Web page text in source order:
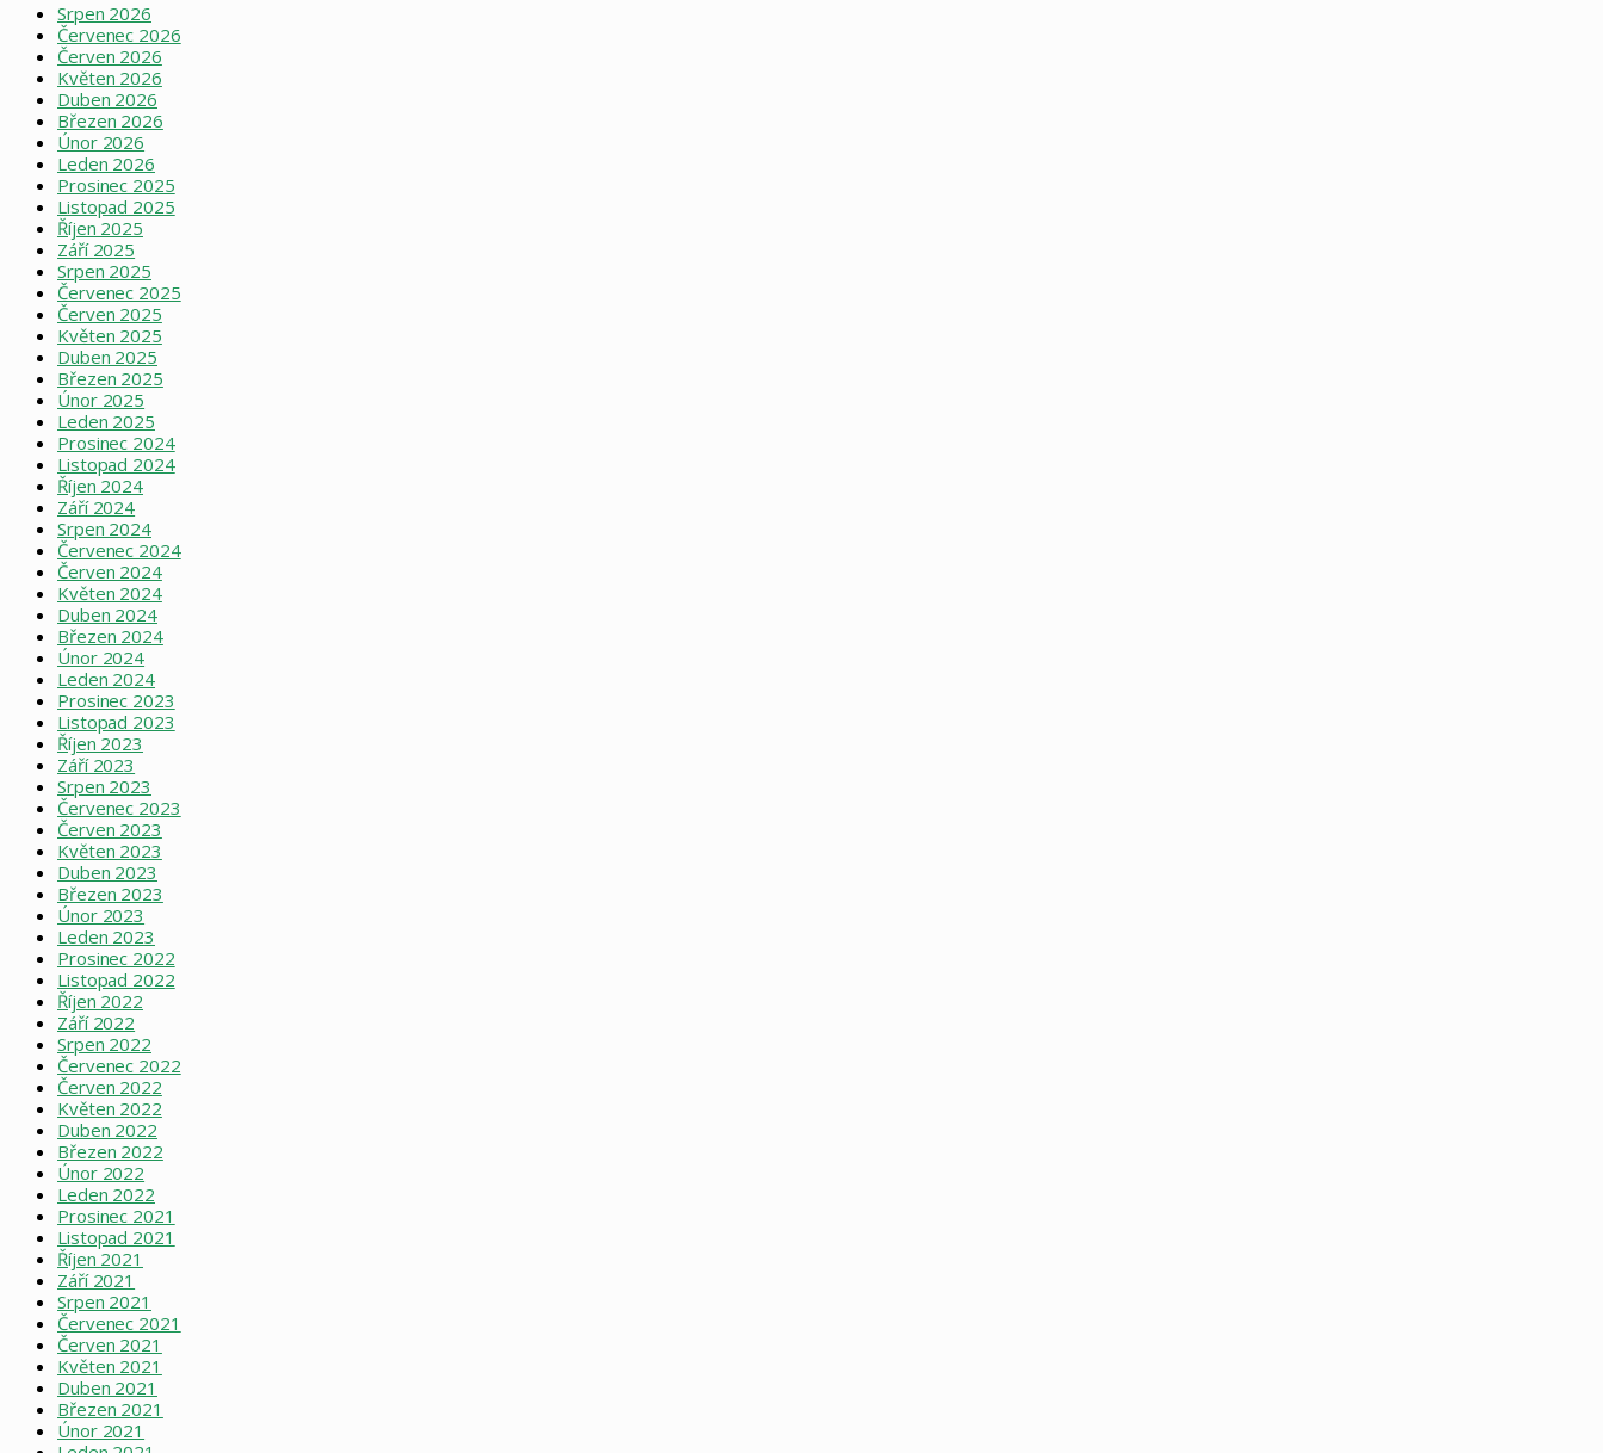
Srpen 2026
Červenec 2026
Červen 2026
Květen 2026
Duben 2026
Březen 2026
Únor 2026
Leden 2026
Prosinec 2025
Listopad 2025
Říjen 2025
Září 2025
Srpen 2025
Červenec 2025
Červen 2025
Květen 2025
Duben 2025
Březen 2025
Únor 2025
Leden 2025
Prosinec 2024
Listopad 2024
Říjen 2024
Září 2024
Srpen 2024
Červenec 2024
Červen 2024
Květen 2024
Duben 2024
Březen 2024
Únor 2024
Leden 2024
Prosinec 2023
Listopad 2023
Říjen 2023
Září 2023
Srpen 2023
Červenec 2023
Červen 2023
Květen 2023
Duben 2023
Březen 2023
Únor 2023
Leden 2023
Prosinec 2022
Listopad 2022
Říjen 2022
Září 2022
Srpen 2022
Červenec 2022
Červen 2022
Květen 2022
Duben 2022
Březen 2022
Únor 2022
Leden 2022
Prosinec 2021
Listopad 2021
Říjen 2021
Září 2021
Srpen 2021
Červenec 2021
Červen 2021
Květen 2021
Duben 2021
Březen 2021
Únor 2021